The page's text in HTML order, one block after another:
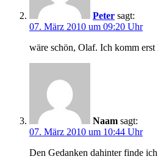
Peter sagt:
07. März 2010 um 09:20 Uhr
wäre schön, Olaf. Ich komm erst
Naam sagt:
07. März 2010 um 10:44 Uhr
Den Gedanken dahinter finde